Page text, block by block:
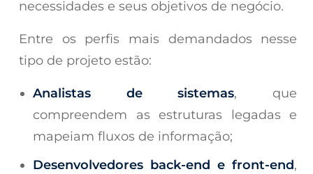
necessidades e seus objetivos de negócio.
Entre os perfis mais demandados nesse
tipo de projeto estão:
Analistas de sistemas, que
compreendem as estruturas legadas e
mapeiam fluxos de informação;
Desenvolvedores back-end e front-end,